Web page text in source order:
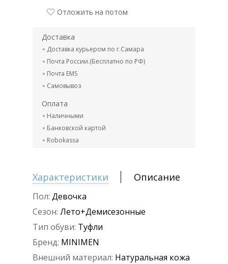
Отложить на потом
Доставка
Доставка курьером по г.Самара
Почта России.(Бесплатно по РФ)
Почта EMS
Самовывоз
Оплата
Наличными
Банковской картой
Robokassa
Характеристики Описание
Пол: Девочка
Сезон: Лето+Демисезонные
Тип обуви: Туфли
Бренд: MINIMEN
Внешний материал: Натуральная кожа